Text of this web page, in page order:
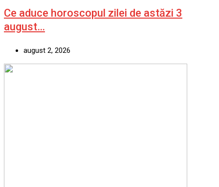
Ce aduce horoscopul zilei de astăzi 3
august…
august 2, 2026